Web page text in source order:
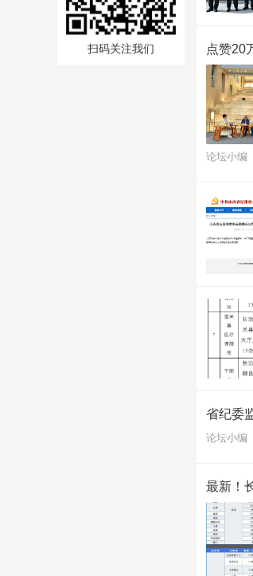
扫码关注我们 点赞20
论坛小编
省纪委
论坛小编
最新！